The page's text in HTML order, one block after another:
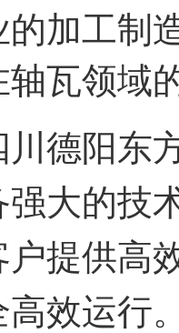
加工制
瓦领域
德阳东
大的技
提供高
效运行